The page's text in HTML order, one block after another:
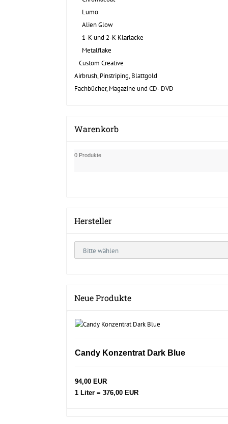
Lumo
Alien Glow
1-K und 2-K Klarlacke
Metalflake
Custom Creative
Airbrush, Pinstriping, Blattgold
Fachbücher, Magazine und CD- DVD
Warenkorb
0 Produkte
Hersteller
Neue Produkte
Candy Konzentrat Dark Blue
94,00 EUR
1 Liter = 376,00 EUR